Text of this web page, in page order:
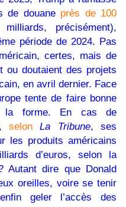
de douane près de 100
précisément),
période de 2024. Pas
certes, mais de
ou doutaient des projets
en avril dernier. Face
tente de faire bonne
la forme. En cas de
selonLa Tribune, ses
les produits américains
d’euros, selon la
dire que Donald
oreilles, voire se tenir
geler l’accès des